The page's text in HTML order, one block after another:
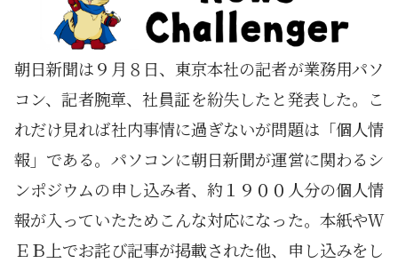
朝日新聞は９月８日、東京本社の記者が業務用パソ
コン、記者腕章、社員証を紛失したと発表した。こ
れだけ見れば社内事情に過ぎないが問題は「個人情
報」である。パソコンに朝日新聞が運営に関わるシ
ンポジウムの申し込み者、約１９００人分の個人情
報が入っていたためこんな対応になった。本紙やＷ
ＥＢ上でお詫び記事が掲載された他、申し込みをし